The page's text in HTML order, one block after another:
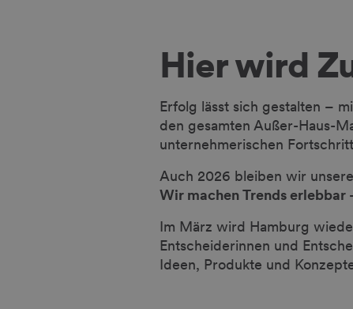
Hier wird
Erfolg lässt sich gestalten –
den gesamten Außer-Haus-
unternehmerischen
Auch 2026 bleiben wir
Wir machen Trends erlebbar
Im März wird Hamburg
Entscheiderinnen und
Ideen, Produkte und